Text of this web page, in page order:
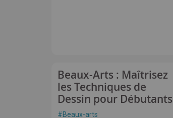
Beaux-Arts : Maîtrisez
les Techniques de
Dessin pour Débutants
#Beaux-arts